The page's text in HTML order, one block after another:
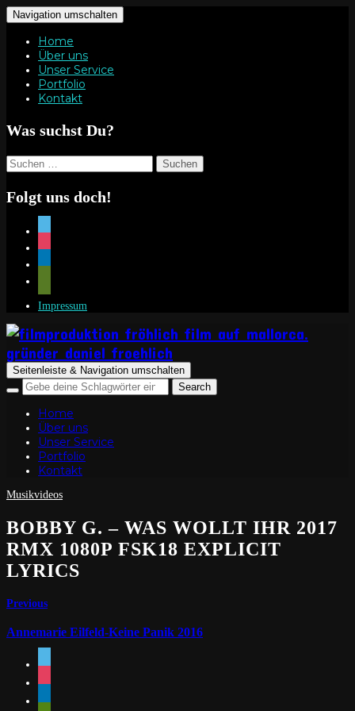
Navigation umschalten
Home
Über uns
Unser Service
Portfolio
Kontakt
Was suchst Du?
Suchen
nach:
Folgt uns doch!
Impressum
Seitenleiste & Navigation umschalten
Home
Über uns
Unser Service
Portfolio
Kontakt
Musikvideos
BOBBY G. – WAS WOLLT IHR 2017
RMX 1080P FSK18 EXPLICIT
LYRICS
Previous
Annemarie Eilfeld-Keine Panik 2016